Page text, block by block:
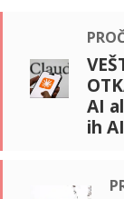
AI
ih